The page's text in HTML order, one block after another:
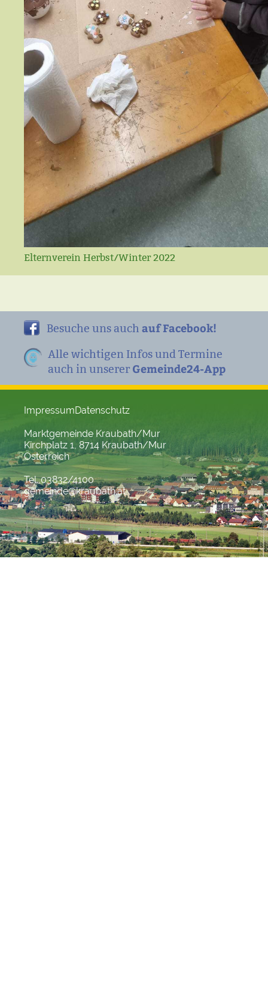
Elternverein Herbst/Winter 2022
Besuche uns auch auf Facebook!
Alle wichtigen Infos und Termine
auch in unserer Gemeinde24-App
ImpressumDatenschutz
Marktgemeinde Kraubath/Mur
Kirchplatz 1, 8714 Kraubath/Mur
Österreich
Tel. 03832/4100
gemeinde@kraubath.at